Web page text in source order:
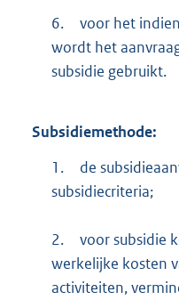
6.
voor het
wordt het
subsidie gebruikt.
Subsidiemethode:
1.
de
subsidiecriteria;
2.
voor subsidie
werkelijke kosten
activiteiten,